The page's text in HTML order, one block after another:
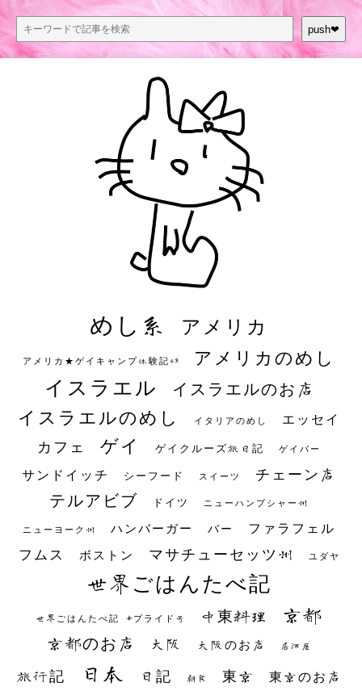
push❤︎
めし系 アメリカ
アメリカ★ゲイキャンプ体験記S3 アメリカのめし
イスラエル イスラエルのお店
イスラエルのめし イタリアのめし エッセイ
カフェ ゲイ ゲイクルーズ旅日記 ゲイバー
サンドイッチ シーフード スイーツ チェーン店
テルアビブ ドイツ ニューハンプシャー州
ニューヨーク州 ハンバーガー バー ファラフェル
フムス ボストン マサチューセッツ州 ユダヤ
世界ごはんたべ記
世界ごはんたべ記 #プライド号 中東料理 京都
京都のお店 大阪 大阪のお店 居酒屋
旅行記 日本 日記 朝食 東京 東京のお店